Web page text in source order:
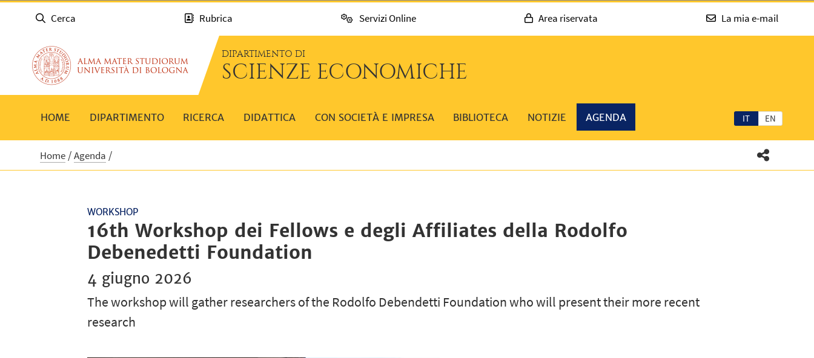
Cerca Rubrica Servizi Online Area riservata La mia e-mail
DIPARTIMENTO DI
SCIENZE ECONOMICHE
IT EN
HOME DIPARTIMENTO RICERCA DIDATTICA CON SOCIETÀ E IMPRESA BIBLIOTECA NOTIZIE AGENDA
Home Agenda
WORKSHOP
16th Workshop dei Fellows e degli Affiliates della Rodolfo
Debenedetti Foundation
4 giugno 2026
The workshop will gather researchers of the Rodolfo Debendetti Foundation who will present their more recent
research